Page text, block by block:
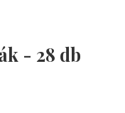
- 28 db